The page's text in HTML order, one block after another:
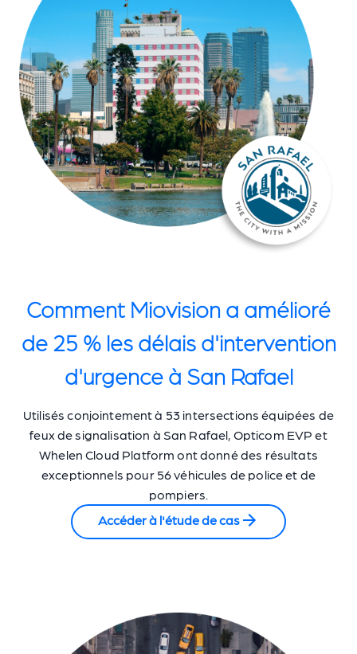
Comment Miovision a amélioré
de 25 % les délais d'intervention
d'urgence à San Rafael
Utilisés conjointement à 53 intersections équipées de
feux de signalisation à San Rafael, Opticom EVP et
Whelen Cloud Platform ont donné des résultats
exceptionnels pour 56 véhicules de police et de
pompiers.
Accéder à l'étude de cas